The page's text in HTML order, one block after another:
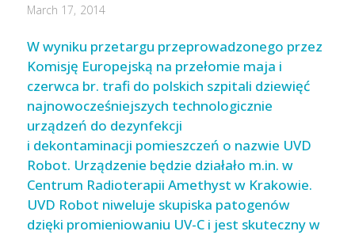
March 17, 2014
W wyniku przetargu przeprowadzonego przez
Komisję Europejską na przełomie maja i
czerwca br. trafi do polskich szpitali dziewięć
najnowocześniejszych technologicznie
urządzeń do dezynfekcji
i dekontaminacji pomieszczeń o nazwie UVD
Robot. Urządzenie będzie działało m.in. w
Centrum Radioterapii Amethyst w Krakowie.
UVD Robot niweluje skupiska patogenów
dzięki promieniowaniu UV-C i jest skuteczny w